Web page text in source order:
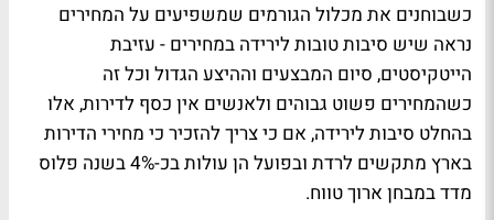
כשבוחנים את מכלול הגורמים שמשפיעים על המחירים
נראה שיש סיבות טובות לירידה במחירים - עזיבת
הייטקיסטים, סיום המבצעים וההיצע הגדול וכל זה
כשהמחירים פשוט גבוהים ולאנשים אין כסף לדירות, אלו
בהחלט סיבות לירידה, אם כי צריך להזכיר כי מחירי הדירות
בארץ מתקשים לרדת ובפועל הן עולות בכ-4% בשנה פלוס
מדד במבחן ארוך טווח.